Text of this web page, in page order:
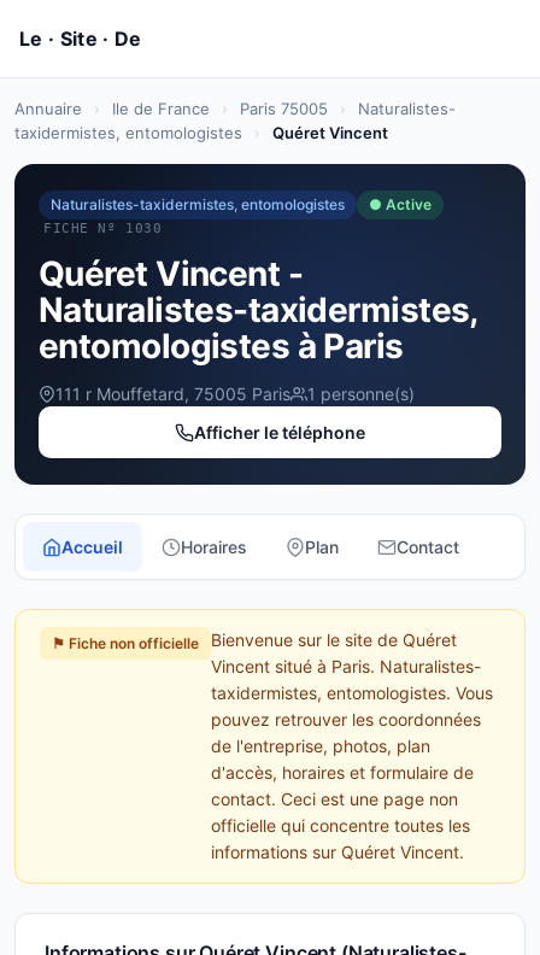
Annuaire › Ile de France › Paris 75005 ›
Naturalistes-
taxidermistes, entomologistes
› Quéret Vincent
Naturalistes-taxidermistes, entomologistes ● Active
FICHE Nº 1030
Quéret Vincent -
Naturalistes-taxidermistes,
entomologistes à Paris
111 r Mouffetard, 75005 Paris
1 personne(s)
Afficher le téléphone
Accueil Horaires Plan Contact
⚑ Fiche non officielle
Bienvenue sur le site de Quéret
Vincent situé à Paris. Naturalistes-
taxidermistes, entomologistes. Vous
pouvez retrouver les coordonnées
de l'entreprise, photos, plan
d'accès, horaires et formulaire de
contact. Ceci est une page non
officielle qui concentre toutes les
informations sur Quéret Vincent.